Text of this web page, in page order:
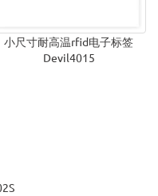
小尺寸耐高温rfid电子标签
Devil4015